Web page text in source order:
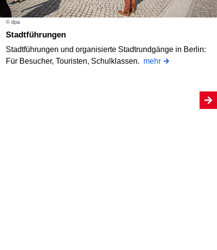
© dpa
Stadtführungen
Stadtführungen und organisierte Stadtrundgänge in Berlin:
Für Besucher, Touristen, Schulklassen. mehr